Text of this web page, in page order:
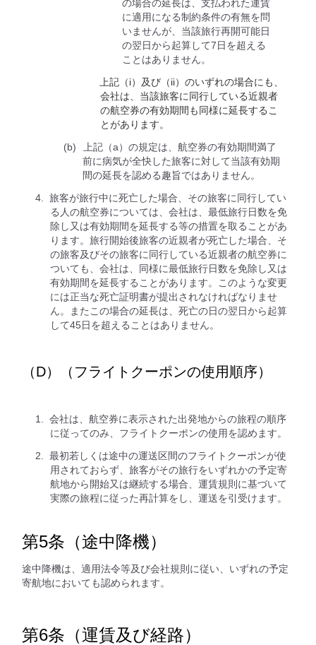
の場合の延長は、支払われた運賃
に適用になる制約条件の有無を問
いませんが、当該旅行再開可能日
の翌日から起算して7日を超える
ことはありません。
上記（i）及び（ii）のいずれの場合にも、
会社は、当該旅客に同行している近親者
の航空券の有効期間も同様に延⻑するこ
とがあります。
上記（a）の規定は、航空券の有効期間満了
前に病気が全快した旅客に対して当該有効期
間の延長を認める趣旨ではありません。
旅客が旅行中に死亡した場合、その旅客に同行してい
る人の航空券については、会社は、最低旅行日数を免
除し又は有効期間を延長する等の措置を取ることがあ
ります。旅行開始後旅客の近親者が死亡した場合、そ
の旅客及びその旅客に同行している近親者の航空券に
ついても、会社は、同様に最低旅行日数を免除し又は
有効期間を延長することがあります。このような変更
には正当な死亡証明書が提出されなければなりませ
ん。またこの場合の延長は、死亡の日の翌日から起算
して45日を超えることはありません。
（D）（フライトクーポンの使用順序）
会社は、航空券に表示された出発地からの旅程の順序
に従ってのみ、フライトクーポンの使用を認めます。
最初若しくは途中の運送区間のフライトクーポンが使
用されておらず、旅客がその旅行をいずれかの予定寄
航地から開始又は継続する場合、運賃規則に基づいて
実際の旅程に従った再計算をし、運送を引受けます。
第5条（途中降機）
途中降機は、適用法令等及び会社規則に従い、いずれの予定
寄航地においても認められます。
第6条（運賃及び経路）